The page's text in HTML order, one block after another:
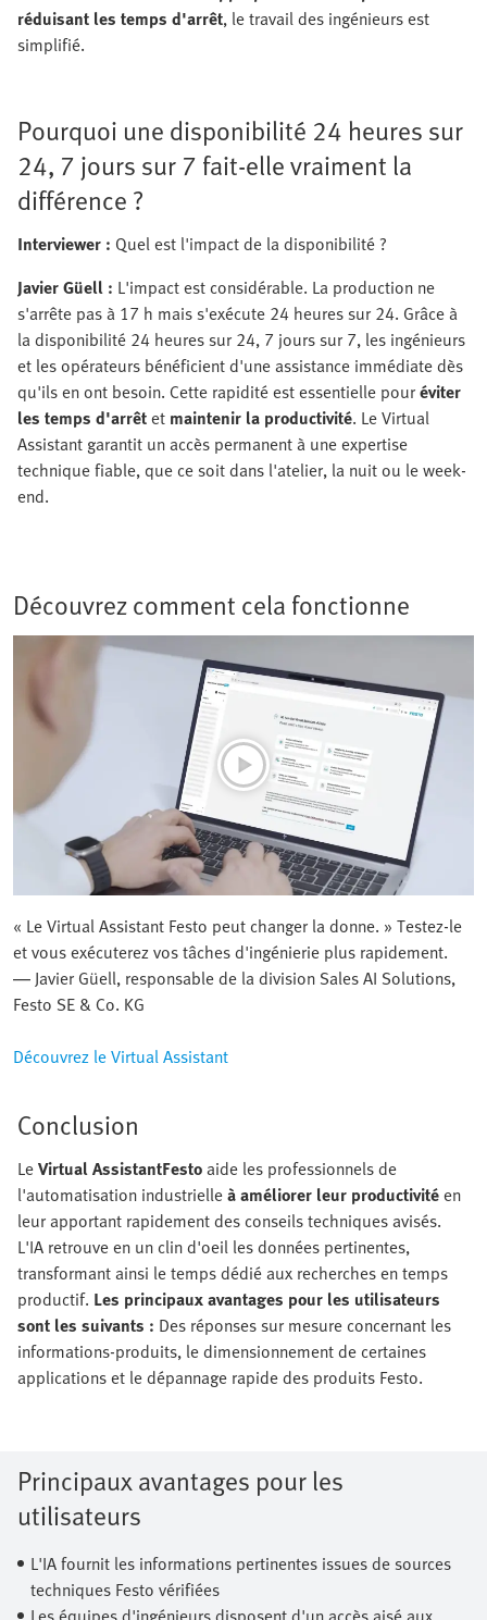
réduisant les temps d'arrêt, le travail des ingénieurs est
simplifié.
Pourquoi une disponibilité 24 heures sur
24, 7 jours sur 7 fait-elle vraiment la
différence ?
Interviewer : Quel est l'impact de la disponibilité ?
Javier Güell : L'impact est considérable. La production ne
s'arrête pas à 17 h mais s'exécute 24 heures sur 24. Grâce à
la disponibilité 24 heures sur 24, 7 jours sur 7, les ingénieurs
et les opérateurs bénéficient d'une assistance immédiate dès
qu'ils en ont besoin. Cette rapidité est essentielle pouréviter
les temps d'arrêtet maintenir la productivité. Le Virtual
Assistant garantit un accès permanent à une expertise
technique fiable, que ce soit dans l'atelier, la nuit ou le week-
end.
Découvrez comment cela fonctionne
« Le Virtual Assistant Festo peut changer la donne. » Testez-le
et vous exécuterez vos tâches d'ingénierie plus rapidement.
— Javier Güell, responsable de la division Sales AI Solutions,
Festo SE & Co. KG
Découvrez le Virtual Assistant
Conclusion
LeVirtual AssistantFestoaide les professionnels de
l'automatisation industrielleà améliorer leur productivitéen
leur apportant rapidement des conseils techniques avisés.
L'IA retrouve en un clin d'oeil les données pertinentes,
transformant ainsi le temps dédié aux recherches en temps
productif. Les principaux avantages pour les utilisateurs
sont les suivants : Des réponses sur mesure concernant les
informations-produits, le dimensionnement de certaines
applications et le dépannage rapide des produits Festo.
Principaux avantages pour les
utilisateurs
L'IA fournit les informations pertinentes issues de sources
techniques Festo vérifiées